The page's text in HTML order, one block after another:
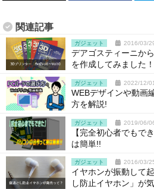
関連記事
ガジェット 2016/03/
デアゴスティーニか
を作成してみました
ガジェット 2022/12/
WEBデザインや動画
方を解説!
ガジェット 2019/06/
【完全初心者でもで
は簡単!!
ガジェット 2016/03/
イヤホンが振動して
し防止イヤホン」が